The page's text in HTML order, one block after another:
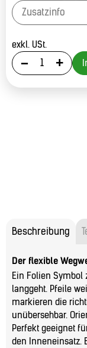
exkl. USt.
- +
Beschreibung
Der flexible
Ein Folien Symbol
langgeht. Pfeile
markieren die
unübersehbar.
Perfekt geeignet
den Inneneinsatz.